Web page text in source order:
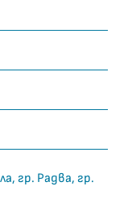
гр. Радва, гр.